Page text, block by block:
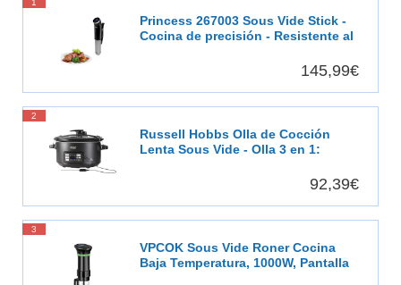
1
Princess 267003 Sous Vide Stick -
Cocina de precisión - Resistente al
145,99€
2
Russell Hobbs Olla de Cocción
Lenta Sous Vide - Olla 3 en 1:
Medidor Temperatura, Pantalla
Digital LED, 6 Raciones, Recipiente
Extraíble de Cerámica, Negro -
25630-56
92,39€
3
VPCOK Sous Vide Roner Cocina
Baja Temperatura, 1000W, Pantalla